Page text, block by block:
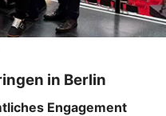
in Berlin
Engagement